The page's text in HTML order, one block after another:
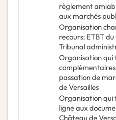
règlement
aux marchés
Organisation
recours: ETBT
Tribunal
Organisation qui
passation de
de Versailles
Organisation qui
ligne aux
Château de